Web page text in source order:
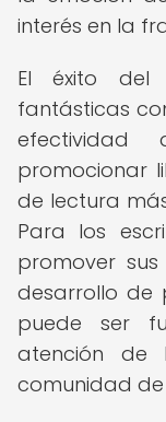
interés en la
El éxito del
fantásticas
promocionar
de lectura
Para los
promover
desarrollo de
puede ser
atención de
comunidad